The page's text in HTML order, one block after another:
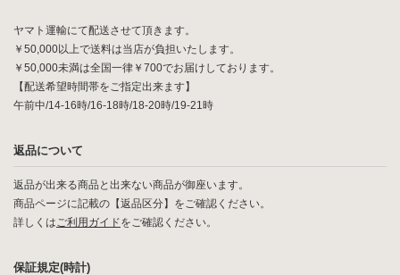
ヤマト運輸にて配送させて頂きます。
￥50,000以上で送料は当店が負担いたします。
￥50,000未満は全国一律￥700でお届けしております。
【配送希望時間帯をご指定出来ます】
午前中/14-16時/16-18時/18-20時/19-21時
返品について
返品が出来る商品と出来ない商品が御座います。
商品ページに記載の【返品区分】をご確認ください。
詳しくはご利用ガイドをご確認ください。
保証規定(時計)